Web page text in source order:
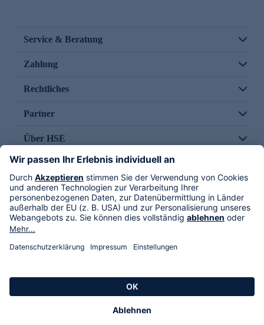
Service & Beratung
Zahlung
Rechtliches
Partner
Über HSE
Im TV
HSE International